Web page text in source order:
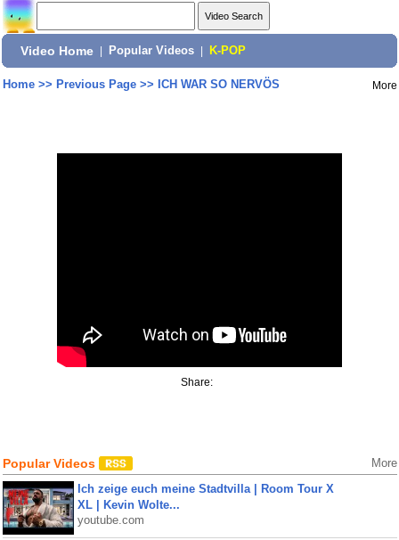
Video Home Popular Videos K-POP
Home>> Previous Page>> ICH WAR SO NERVÖS More
Share:
Popular Videos More
Ich zeige euch meine Stadtvilla | Room Tour X
XL | Kevin Wolte...
youtube.com